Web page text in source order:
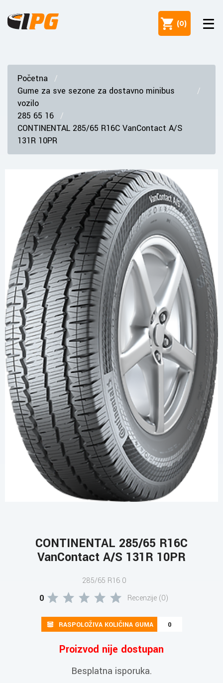
(0)
Početna
Gume za sve sezone za dostavno minibus
vozilo
285 65 16
CONTINENTAL 285/65 R16C VanContact A/S
131R 10PR
CONTINENTAL 285/65 R16C
VanContact A/S 131R 10PR
285/65 R16 0
0 Recenzije (0)
RASPOLOŽIVA KOLIČINA GUMA 0
Proizvod nije dostupan
Besplatna isporuka.